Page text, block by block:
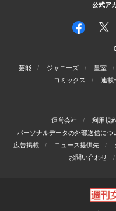
公式ア
芸能 ジャニーズ 皇室
コミックス
連載
運営会社 利用規
パーソナルデータの外部送信につ
広告掲載
ニュース提供先
お問い合わせ